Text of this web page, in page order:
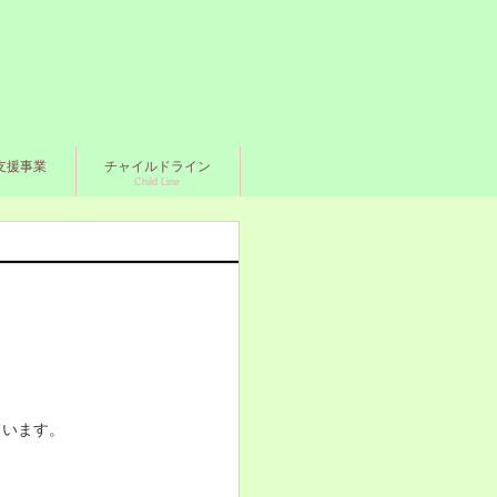
援事業 チャイルドライン
Child Line
ます。